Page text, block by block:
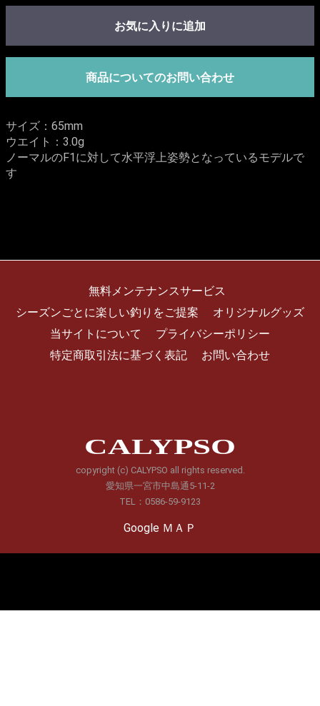
お気に入りに追加
商品についてのお問い合わせ
サイズ：65mm
ウエイト：3.0g
ノーマルのF1に対して水平浮上姿勢となっているモデルで
す
無料メンテナンスサービス
シーズンごとに楽しい釣りをご提案
オリジナルグッズ
当サイトについて
プライバシーポリシー
特定商取引法に基づく表記
お問い合わせ
CALYPSO
copyright (c) CALYPSO all rights reserved.
愛知県一宮市中島通5-11-2
TEL：0586-59-9123
Google ＭＡＰ